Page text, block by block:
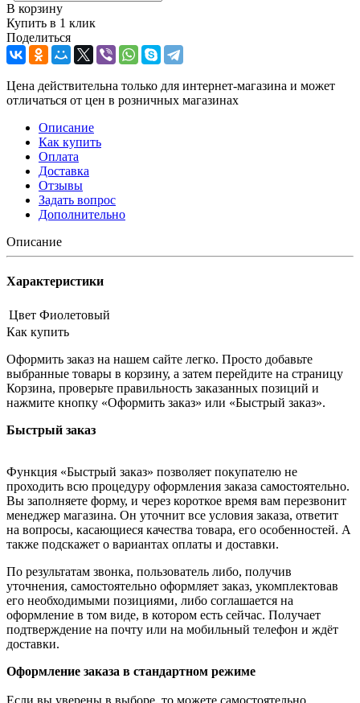
В корзину
Купить в 1 клик
Поделиться
Цена действительна только для интернет-магазина и может
отличаться от цен в розничных магазинах
Описание
Как купить
Оплата
Доставка
Отзывы
Задать вопрос
Дополнительно
Описание
Характеристики
Цвет Фиолетовый
Как купить
Оформить заказ на нашем сайте легко. Просто добавьте
выбранные товары в корзину, а затем перейдите на страницу
Корзина, проверьте правильность заказанных позиций и
нажмите кнопку «Оформить заказ» или «Быстрый заказ».
Быстрый заказ
Функция «Быстрый заказ» позволяет покупателю не
проходить всю процедуру оформления заказа самостоятельно.
Вы заполняете форму, и через короткое время вам перезвонит
менеджер магазина. Он уточнит все условия заказа, ответит
на вопросы, касающиеся качества товара, его особенностей. А
также подскажет о вариантах оплаты и доставки.
По результатам звонка, пользователь либо, получив
уточнения, самостоятельно оформляет заказ, укомплектовав
его необходимыми позициями, либо соглашается на
оформление в том виде, в котором есть сейчас. Получает
подтверждение на почту или на мобильный телефон и ждёт
доставки.
Оформление заказа в стандартном режиме